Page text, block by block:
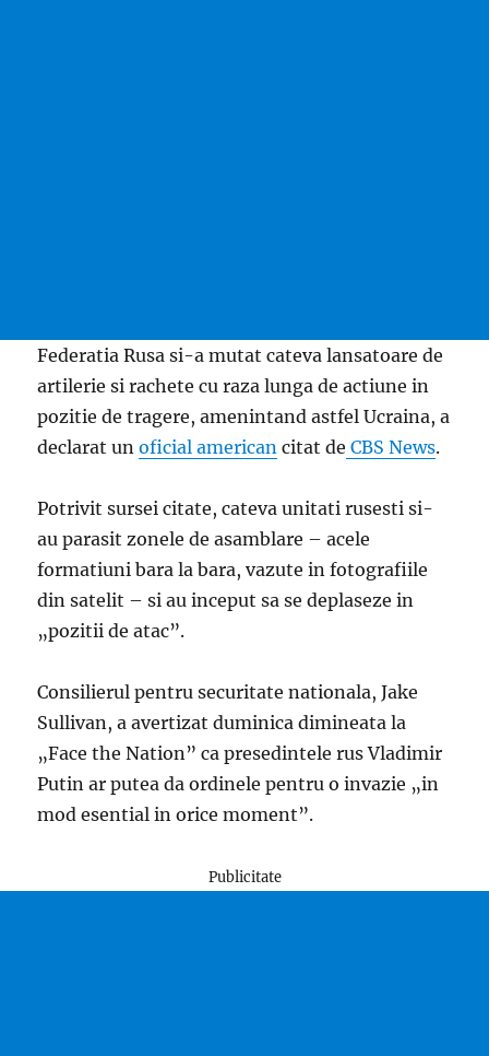
Federatia Rusa si-a mutat cateva lansatoare de
artilerie si rachete cu raza lunga de actiune in
pozitie de tragere, amenintand astfel Ucraina, a
declarat unoficial american citat de CBS News.
Potrivit sursei citate, cateva unitati rusesti si-
au parasit zonele de asamblare – acele
formatiuni bara la bara, vazute in fotografiile
din satelit – si au inceput sa se deplaseze in
„pozitii de atac”.
Consilierul pentru securitate nationala, Jake
Sullivan, a avertizat duminica dimineata la
„Face the Nation” ca presedintele rus Vladimir
Putin ar putea da ordinele pentru o invazie „in
mod esential in orice moment”.
Publicitate